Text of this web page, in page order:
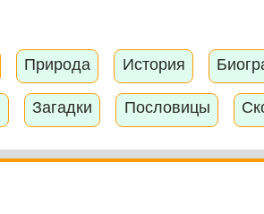
Природа История
Загадки Пословицы